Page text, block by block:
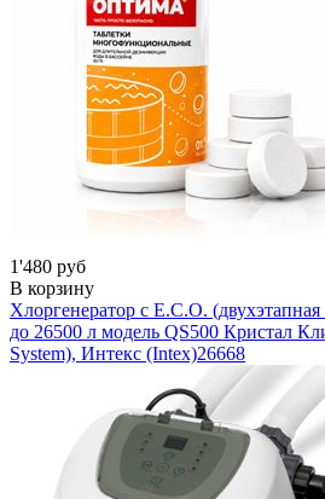
1'480 руб
В корзину
Хлоргенератор с E.C.O.
до 26500 л модель QS500 Кристал
System), Интекс (Intex)26668